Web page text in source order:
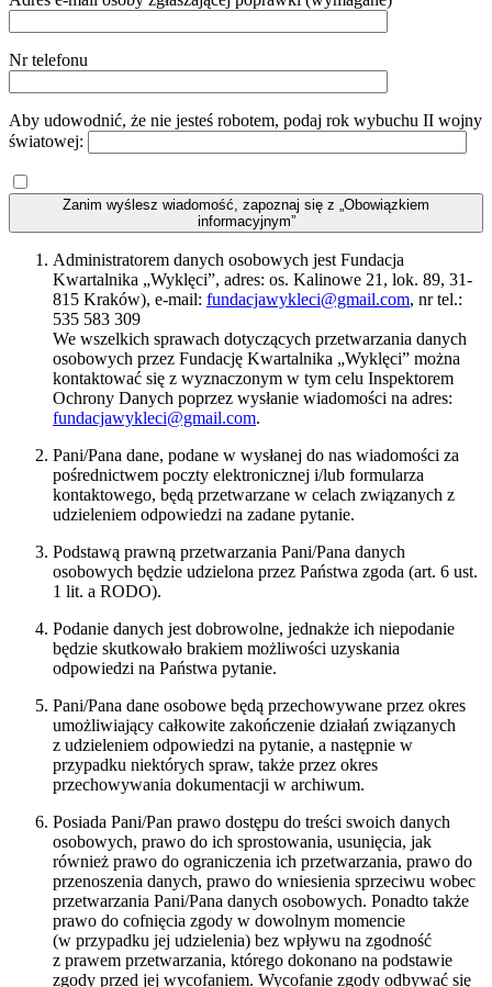
Nr telefonu
Aby udowodnić, że nie jesteś robotem, podaj rok wybuchu II wojny
światowej:
Zanim wyślesz wiadomość, zapoznaj się z „Obowiązkiem
informacyjnym”
Administratorem danych osobowych jest Fundacja
Kwartalnika „Wyklęci”, adres: os. Kalinowe 21, lok. 89, 31-
815 Kraków), e-mail: fundacjawykleci@gmail.com, nr tel.:
535 583 309
We wszelkich sprawach dotyczących przetwarzania danych
osobowych przez Fundację Kwartalnika „Wyklęci” można
kontaktować się z wyznaczonym w tym celu Inspektorem
Ochrony Danych poprzez wysłanie wiadomości na adres:
fundacjawykleci@gmail.com.
Pani/Pana dane, podane w wysłanej do nas wiadomości za
pośrednictwem poczty elektronicznej i/lub formularza
kontaktowego, będą przetwarzane w celach związanych z
udzieleniem odpowiedzi na zadane pytanie.
Podstawą prawną przetwarzania Pani/Pana danych
osobowych będzie udzielona przez Państwa zgoda (art. 6 ust.
1 lit. a RODO).
Podanie danych jest dobrowolne, jednakże ich niepodanie
będzie skutkowało brakiem możliwości uzyskania
odpowiedzi na Państwa pytanie.
Pani/Pana dane osobowe będą przechowywane przez okres
umożliwiający całkowite zakończenie działań związanych
z udzieleniem odpowiedzi na pytanie, a następnie w
przypadku niektórych spraw, także przez okres
przechowywania dokumentacji w archiwum.
Posiada Pani/Pan prawo dostępu do treści swoich danych
osobowych, prawo do ich sprostowania, usunięcia, jak
również prawo do ograniczenia ich przetwarzania, prawo do
przenoszenia danych, prawo do wniesienia sprzeciwu wobec
przetwarzania Pani/Pana danych osobowych. Ponadto także
prawo do cofnięcia zgody w dowolnym momencie
(w przypadku jej udzielenia) bez wpływu na zgodność
z prawem przetwarzania, którego dokonano na podstawie
zgody przed jej wycofaniem. Wycofanie zgody odbywać się